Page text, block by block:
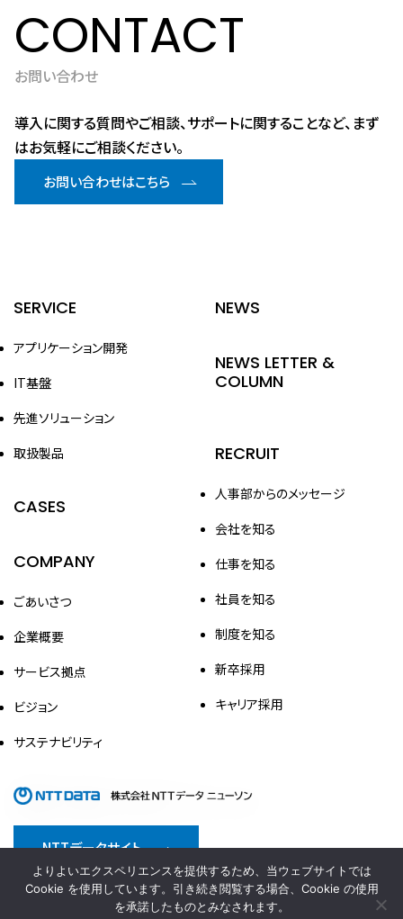
CONTACT
お問い合わせ
導入に関する質問やご相談、サポートに関することなど、まず
はお気軽にご相談ください。
お問い合わせはこちら
SERVICE
アプリケーション開発
IT基盤
先進ソリューション
取扱製品
CASES
COMPANY
ごあいさつ
企業概要
サービス拠点
ビジョン
サステナビリティ
NEWS
NEWS LETTER &
COLUMN
RECRUIT
人事部からのメッセージ
会社を知る
仕事を知る
社員を知る
制度を知る
新卒採用
キャリア採用
NTTデータサイト
情報セキュリティ方針 プライバシーポリシー
ウェブアクセシビリティ対応方針
よりよいエクスペリエンスを提供するため、当ウェブサイトでは
Cookie を使用しています。引き続き閲覧する場合、Cookie の使用
を承諾したものとみなされます。